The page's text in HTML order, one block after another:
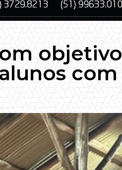
objetivo
com